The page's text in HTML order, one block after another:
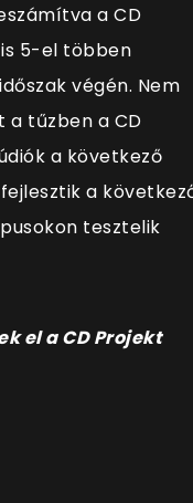
a CD
5-el többen
végén. Nem
tűzben a CD
a következő
a
tesztelik
el a CD Projekt